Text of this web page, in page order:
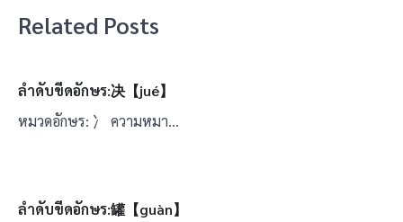
Related Posts
ลำดับขีดอักษร:决【jué】
หมวดอักษร: 冫 ความหมา…
ลำดับขีดอักษร:罐【guàn】